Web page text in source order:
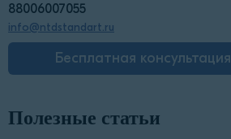
88006007055
info@ntdstandart.ru
Бесплатная консультация
Полезные статьи